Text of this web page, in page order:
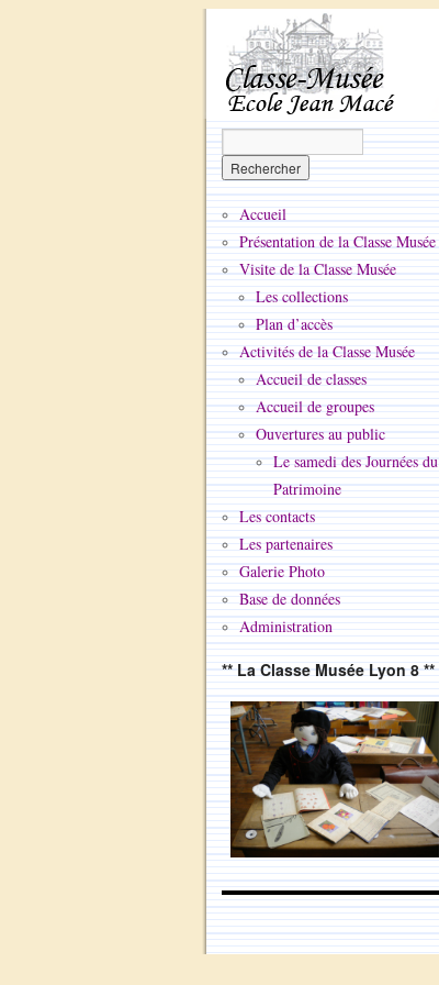
Accueil
Présentation de la Classe Musée
Visite de la Classe Musée
Les collections
Plan d’accès
Activités de la Classe Musée
Accueil de classes
Accueil de groupes
Ouvertures au public
Le samedi des Journées du
Patrimoine
Les contacts
Les partenaires
Galerie Photo
Base de données
Administration
** La Classe Musée Lyon 8 **